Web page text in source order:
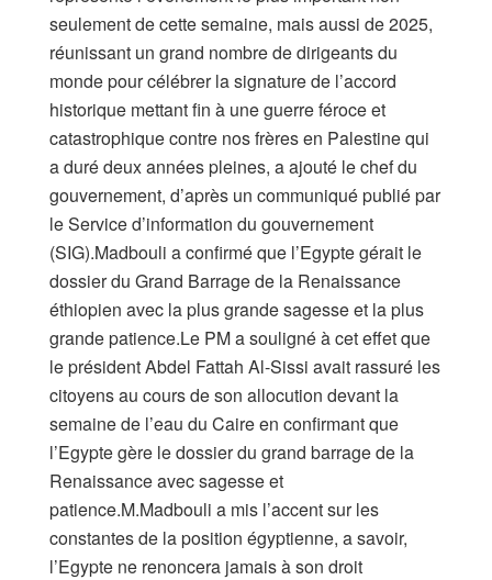
seulement de cette semaine, mais aussi de 2025,
réunissant un grand nombre de dirigeants du
monde pour célébrer la signature de l’accord
historique mettant fin à une guerre féroce et
catastrophique contre nos frères en Palestine qui
a duré deux années pleines, a ajouté le chef du
gouvernement, d’après un communiqué publié par
le Service d’information du gouvernement
(SIG).Madbouli a confirmé que l’Egypte gérait le
dossier du Grand Barrage de la Renaissance
éthiopien avec la plus grande sagesse et la plus
grande patience.Le PM a souligné à cet effet que
le président Abdel Fattah Al-Sissi avait rassuré les
citoyens au cours de son allocution devant la
semaine de l’eau du Caire en confirmant que
l’Egypte gère le dossier du grand barrage de la
Renaissance avec sagesse et
patience.M.Madbouli a mis l’accent sur les
constantes de la position égyptienne, a savoir,
l’Egypte ne renoncera jamais à son droit